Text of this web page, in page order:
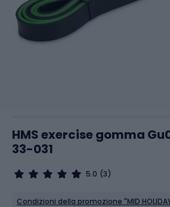
HMS exercise gomma
33-031
5.0 (3)
Condizioni della promozione "MID